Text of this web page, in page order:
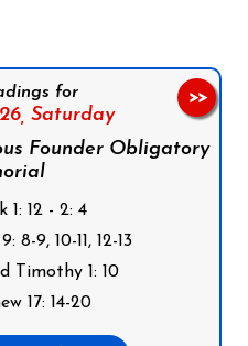
for
Saturday
Founder Obligatory
12 - 2: 4
8-9, 10-11, 12-13
Timothy 1: 10
17: 14-20
>>